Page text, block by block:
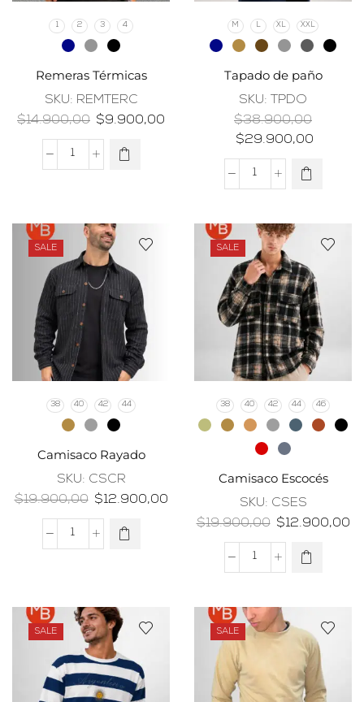
1 2 3 4
Remeras Térmicas
SKU: REMTERC
$14.900,00 $9.900,00
M L XL XXL
Tapado de paño
SKU: TPDO
$38.900,00
$29.900,00
SALE
38 40 42 44
Camisaco Rayado
SKU: CSCR
$19.900,00 $12.900,00
SALE
38 40 42 44 46
Camisaco Escocés
SKU: CSES
$19.900,00 $12.900,00
SALE SALE